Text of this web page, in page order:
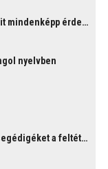
Az 50 leggyakoribb mondat, amit mindenképp érdemes tudni
nyelvben
Hogyan használjuk a módbeli segédigéket a feltételes mondatszerkezetekben?